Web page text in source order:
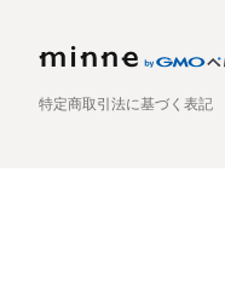
特定商取引法に基づく表記